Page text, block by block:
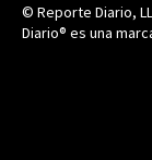
© Reporte Diario,
Diario® es una